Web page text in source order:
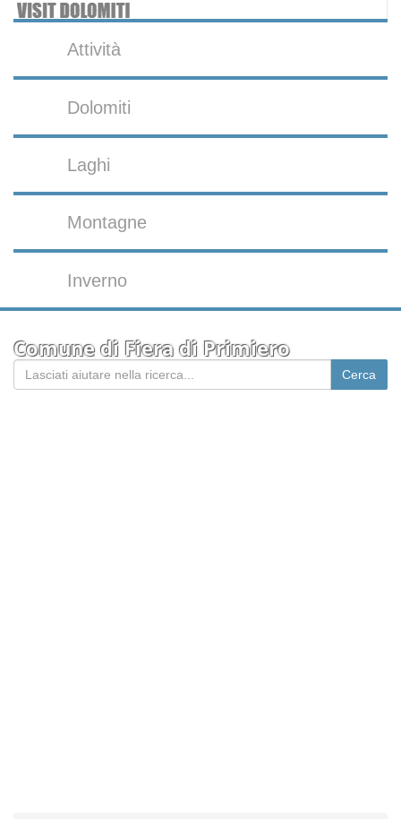
Attività
Dolomiti
Laghi
Montagne
Inverno
Comune di Fiera di Primiero